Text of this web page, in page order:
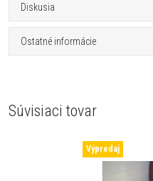
Diskusia
Ostatné informácie
Súvisiaci tovar
Výpredaj